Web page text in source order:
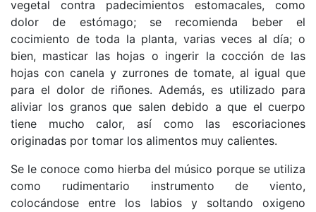
vegetal contra padecimientos estomacales, como
dolor de estómago; se recomienda beber el
cocimiento de toda la planta, varias veces al día; o
bien, masticar las hojas o ingerir la cocción de las
hojas con canela y zurrones de tomate, al igual que
para el dolor de riñones. Además, es utilizado para
aliviar los granos que salen debido a que el cuerpo
tiene mucho calor, así como las escoriaciones
originadas por tomar los alimentos muy calientes.
Se le conoce como hierba del músico porque se utiliza
como rudimentario instrumento de viento,
colocándose entre los labios y soltando oxigeno